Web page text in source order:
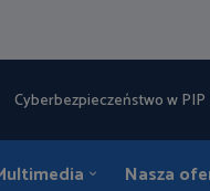
Cyberbezpieczeństwo w PIP
Nasza